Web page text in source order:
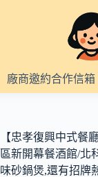
內
容
廠商邀約合作信箱
【忠孝復興中式餐
區新開幕餐酒館/北
味砂鍋煲,還有招牌